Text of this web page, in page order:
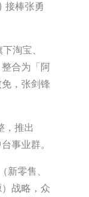
接棒张勇
淘宝、
合为「阿
，张剑锋
，推出
事业群。
新零售、
战略，众